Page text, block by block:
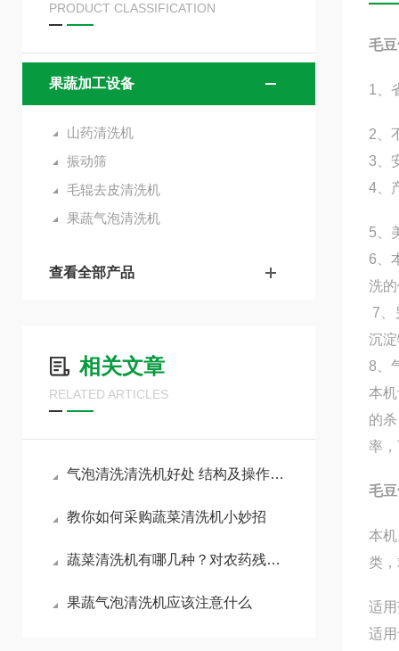
PRODUCT CLASSIFICATION
果蔬加工设备
山药清洗机
振动筛
毛辊去皮清洗机
果蔬气泡清洗机
查看全部产品
相关文章
RELATED ARTICLES
气泡清洗清洗机好处 结构及操作步骤
教你如何采购蔬菜清洗机小妙招
蔬菜清洗机有哪几种？对农药残留有没有作用？
果蔬气泡清洗机应该注意什么
毛
1、
2、
3、
4、
5、
6、
洗
7、
沉
8、
本
的
率
毛
本
类
适
适